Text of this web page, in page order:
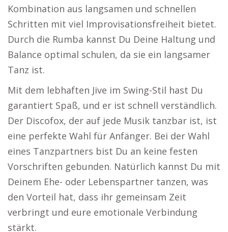
Kombination aus langsamen und schnellen
Schritten mit viel Improvisationsfreiheit bietet.
Durch die Rumba kannst Du Deine Haltung und
Balance optimal schulen, da sie ein langsamer
Tanz ist.
Mit dem lebhaften Jive im Swing-Stil hast Du
garantiert Spaß, und er ist schnell verständlich.
Der Discofox, der auf jede Musik tanzbar ist, ist
eine perfekte Wahl für Anfänger. Bei der Wahl
eines Tanzpartners bist Du an keine festen
Vorschriften gebunden. Natürlich kannst Du mit
Deinem Ehe- oder Lebenspartner tanzen, was
den Vorteil hat, dass ihr gemeinsam Zeit
verbringt und eure emotionale Verbindung
stärkt.